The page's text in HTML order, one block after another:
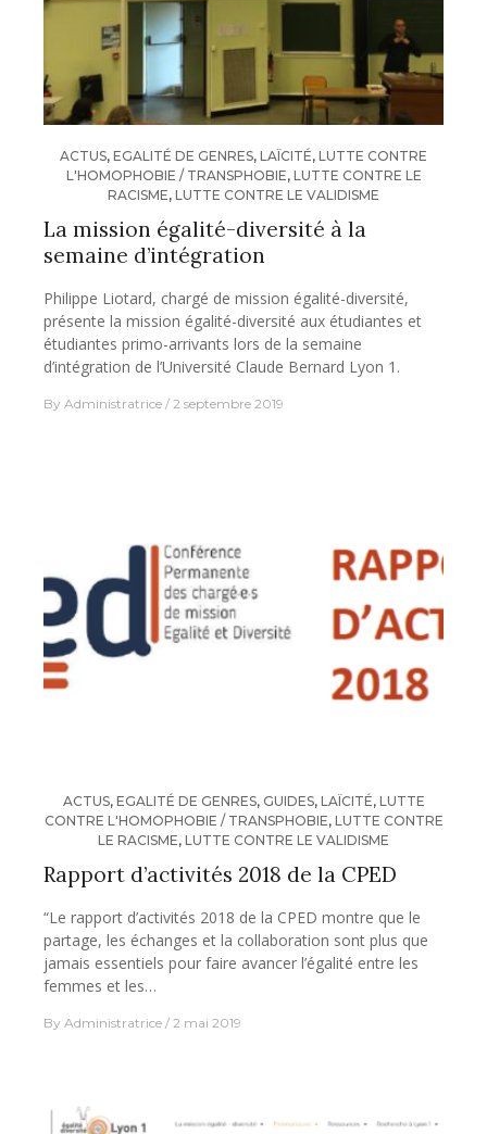
ACTUS, EGALITÉ DE GENRES, LAÏCITÉ, LUTTE CONTRE
L'HOMOPHOBIE / TRANSPHOBIE, LUTTE CONTRE LE
RACISME, LUTTE CONTRE LE VALIDISME
La mission égalité-diversité à la
semaine d’intégration
Philippe Liotard, chargé de mission égalité-diversité,
présente la mission égalité-diversité aux étudiantes et
étudiantes primo-arrivants lors de la semaine
d’intégration de l’Université Claude Bernard Lyon 1.
By Administratrice 2 septembre 2019
ACTUS, EGALITÉ DE GENRES, GUIDES, LAÏCITÉ, LUTTE
CONTRE L'HOMOPHOBIE / TRANSPHOBIE, LUTTE CONTRE
LE RACISME, LUTTE CONTRE LE VALIDISME
Rapport d’activités 2018 de la CPED
“Le rapport d’activités 2018 de la CPED montre que le
partage, les échanges et la collaboration sont plus que
jamais essentiels pour faire avancer l’égalité entre les
femmes et les…
By Administratrice 2 mai 2019